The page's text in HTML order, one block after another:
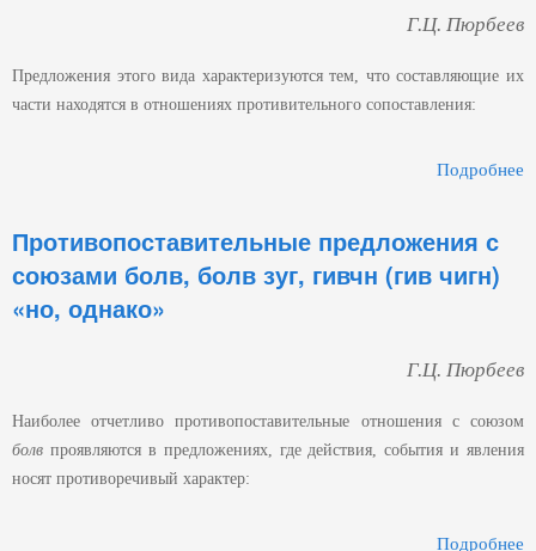
Г.Ц. Пюрбеев
Предложения этого вида характеризуются тем, что составляющие их
части находятся в отношениях противительного сопоставления:
Подробнее
Противопоставительные предложения с
союзами болв, болв зуг, гивчн (гив чигн)
«но, однако»
Г.Ц. Пюрбеев
Наиболее отчетливо противопоставительные отношения с союзом
болв проявляются в предложениях, где действия, события и явления
носят противоречивый характер:
Подробнее